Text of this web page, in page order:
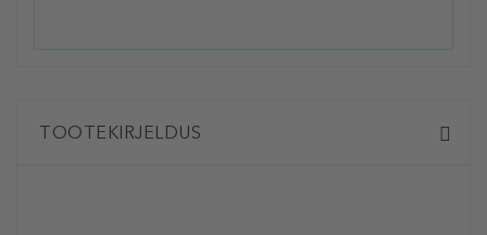
TOOTEKIRJELDUS